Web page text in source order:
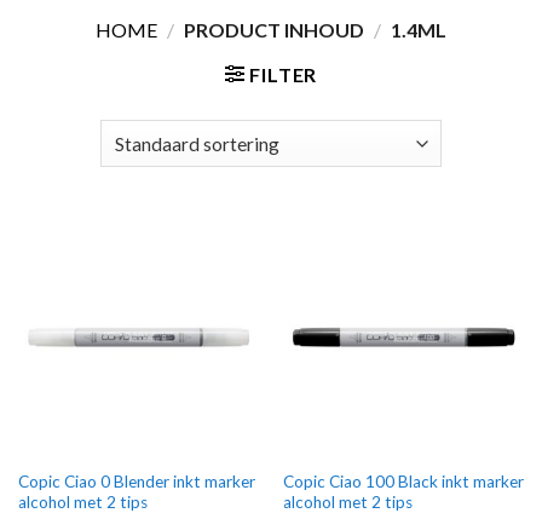
HOME / PRODUCT INHOUD / 1.4ML
FILTER
Copic Ciao 0 Blender inkt marker
alcohol met 2 tips
Copic Ciao 100 Black inkt marker
alcohol met 2 tips